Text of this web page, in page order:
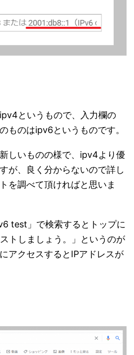
というもので、入力欄の
ものはipv6というものです。
しいものの様で、ipv4より優
が、良く分からないので詳し
を調べて頂ければと思いま
test」で検索するとトップに
トしましょう。」というのが
アクセスするとIPアドレスが